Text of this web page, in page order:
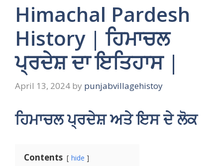
Himachal Pardesh
History | ਹਿਮਾਚਲ
ਪ੍ਰਦੇਸ਼ ਦਾ ਇਤਿਹਾਸ |
April 13, 2024 by punjabvillagehistoy
ਹਿਮਾਚਲ ਪ੍ਰਦੇਸ਼ ਅਤੇ ਇਸ ਦੇ ਲੋਕ
Contents hide